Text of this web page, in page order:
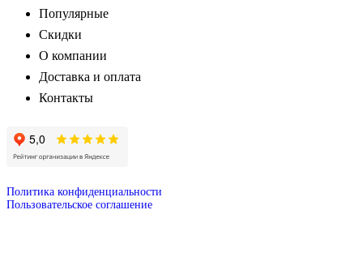
Популярные
Скидки
О компании
Доставка и оплата
Контакты
Политика конфиденциальности
Пользовательское соглашение